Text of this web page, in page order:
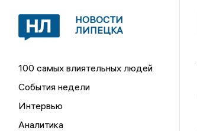
НОВОСТИ
ЛИПЕЦКА
100 самых влиятельных людей
События недели
Интервью
Аналитика